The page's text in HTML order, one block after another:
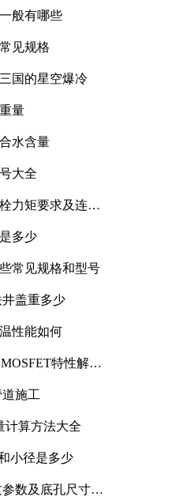
般有哪些
见规格
国的星空爆冷
量
水含量
大全
力矩要求及连接
多少
常见规格和型号
盖重多少
性能如何
特性解析
施工
计算方法大全
小径是多少
参数及底孔尺寸详